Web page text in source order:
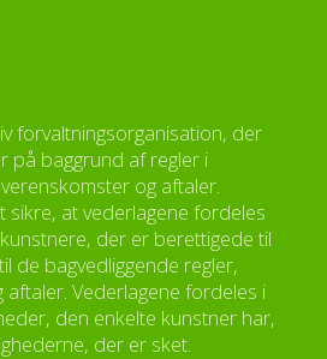
forvaltningsorganisation, der
på baggrund af regler i
og aftaler.
sikre, at vederlagene fordeles
der er berettigede til
de bagvedliggende regler,
Vederlagene fordeles i
den enkelte kunstner har,
der er sket.